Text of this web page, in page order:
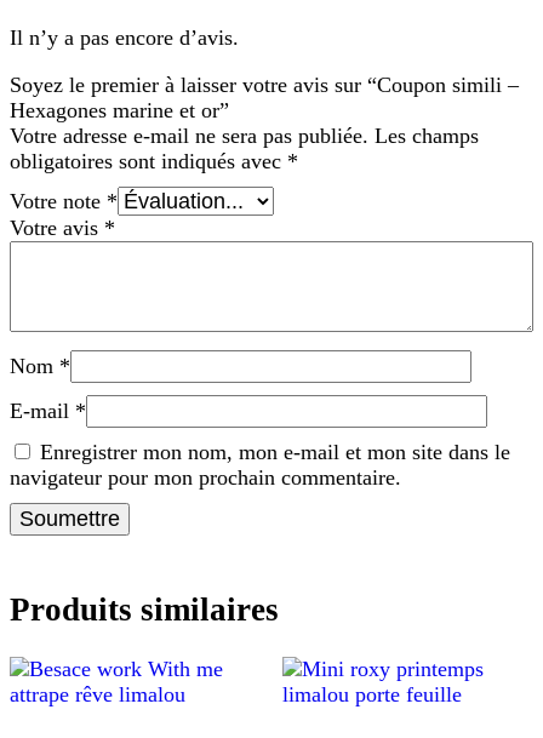
Il n’y a pas encore d’avis.
Soyez le premier à laisser votre avis sur “Coupon simili –
Hexagones marine et or”
Votre adresse e-mail ne sera pas publiée. Les champs
obligatoires sont indiqués avec *
Votre note *
Votre avis *
Nom *
E-mail *
Enregistrer mon nom, mon e-mail et mon site dans le
navigateur pour mon prochain commentaire.
Produits similaires